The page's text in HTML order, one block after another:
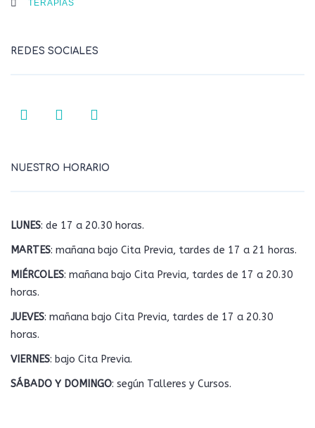
TERAPIAS
REDES SOCIALES
NUESTRO HORARIO
LUNES: de 17 a 20.30 horas.
MARTES: mañana bajo Cita Previa, tardes de 17 a 21 horas.
MIÉRCOLES: mañana bajo Cita Previa, tardes de 17 a 20.30
horas.
JUEVES: mañana bajo Cita Previa, tardes de 17 a 20.30
horas.
VIERNES: bajo Cita Previa.
SÁBADO Y DOMINGO: según Talleres y Cursos.